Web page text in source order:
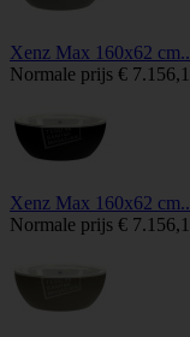
Xenz Max 160x62
Normale prijs €
Xenz Max 160x62
Normale prijs €